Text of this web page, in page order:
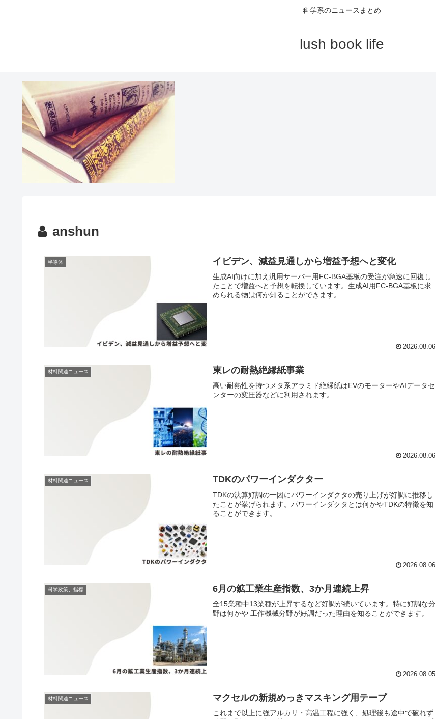
科学系のニュースまとめ
lush book life
anshun
半導体 イビデン、減益見通しから増益予想へと変化
生成AI向けに加え汎用サーバー用FC-BGA基板の受注が急速に回復し
たことで増益へと予想を転換しています。生成AI用FC-BGA基板に求
められる物は何か知ることができます。
2026.08.06
材料関連ニュース 東レの耐熱絶縁紙事業
高い耐熱性を持つメタ系アラミド絶縁紙はEVのモーターやAIデータセ
ンターの変圧器などに利用されます。
2026.08.06
材料関連ニュース TDKのパワーインダクター
TDKの決算好調の一因にパワーインダクタの売り上げが好調に推移し
たことが挙げられます。パワーインダクタとは何かやTDKの特徴を知
ることができます。
2026.08.06
科学政策、指標 6月の鉱工業生産指数、3か月連続上昇
全15業種中13業種が上昇するなど好調が続いています。特に好調な分
野は何かや 工作機械分野が好調だった理由を知ることができます。
2026.08.05
材料関連ニュース マクセルの新規めっきマスキング用テープ
これまで以上に強アルカリ・高温工程に強く、処理後も途中で破れず